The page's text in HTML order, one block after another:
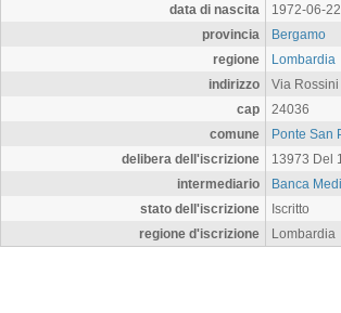
data di nascita
1972-06-22
provincia
Bergamo
regione
Lombardia
indirizzo
Via Rossini
cap
24036
comune
Ponte San
delibera dell'iscrizione
13973 Del
intermediario
Banca
stato dell'iscrizione
Iscritto
regione d'iscrizione
Lombardia